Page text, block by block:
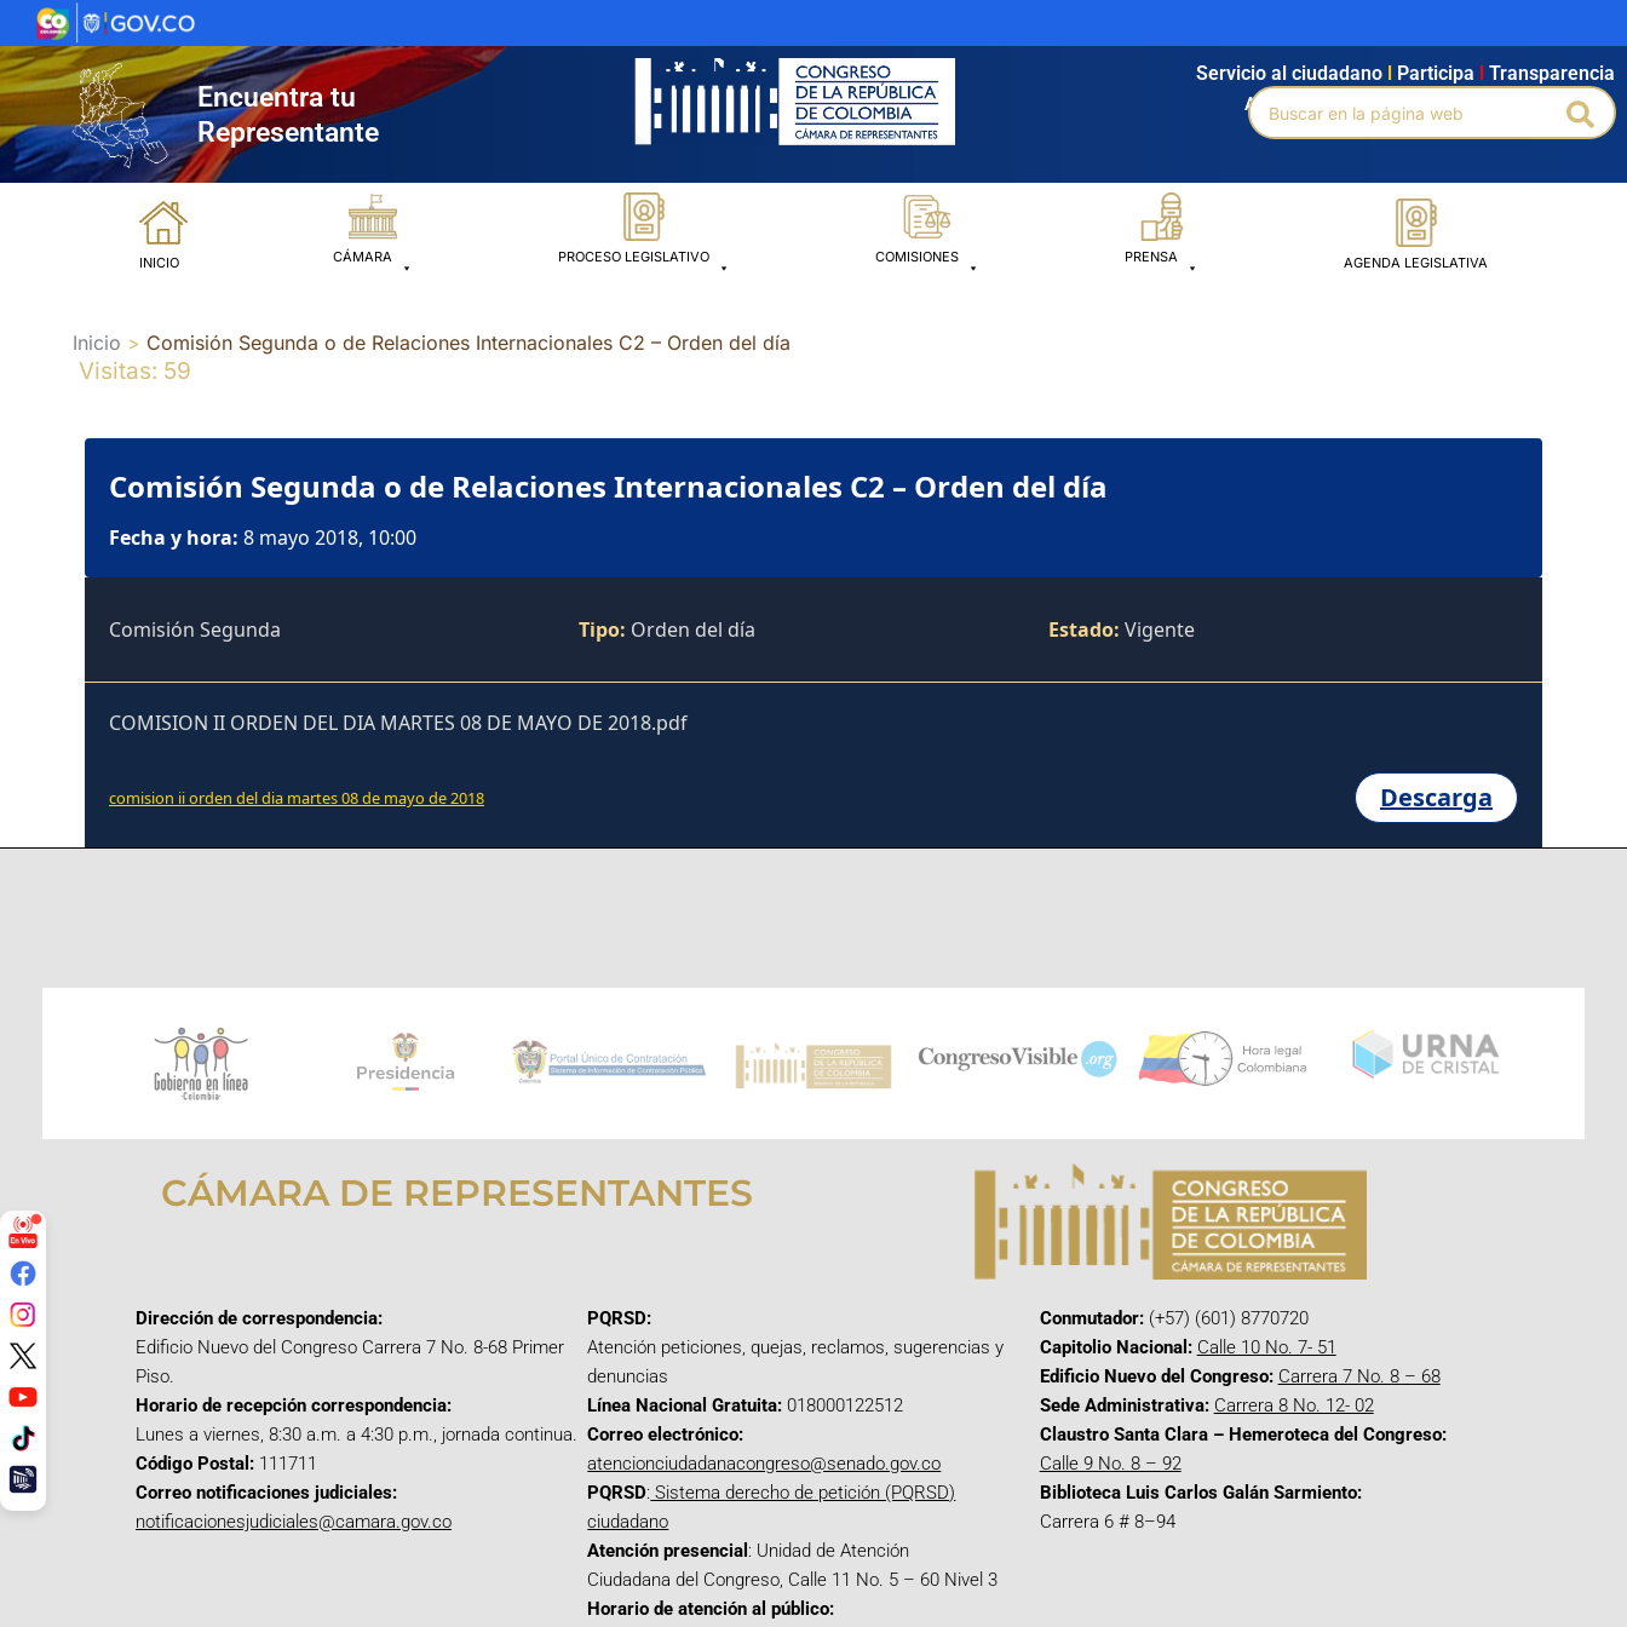
al
contenido
Encuentra tu
Representante
Agendamiento Intranet Búsqueda avanzada
Servicio al ciudadano Participa Transparencia
Buscar
por:
INICIO CÁMARA PROCESO LEGISLATIVO COMISIONES PRENSA AGENDA LEGISLATIVA
Inicio Comisión Segunda o de Relaciones Internacionales C2 – Orden del día
Visitas: 59
Comisión Segunda o de Relaciones Internacionales C2 – Orden del día
Fecha y hora: 8 mayo 2018, 10:00
Comisión Segunda Tipo: Orden del día Estado: Vigente
COMISION II ORDEN DEL DIA MARTES 08 DE MAYO DE 2018.pdf
comision ii orden del dia martes 08 de mayo de 2018 Descarga
CÁMARA DE REPRESENTANTES
Dirección de correspondencia:
Edificio Nuevo del Congreso Carrera 7 No. 8-68 Primer
Piso.
Horario de recepción correspondencia:
Lunes a viernes, 8:30 a.m. a 4:30 p.m., jornada continua.
Código Postal: 111711
Correo notificaciones judiciales:
notificacionesjudiciales@camara.gov.co
PQRSD:
Atención peticiones, quejas, reclamos, sugerencias y
denuncias
Línea Nacional Gratuita: 018000122512
Correo electrónico:
atencionciudadanacongreso@senado.gov.co
PQRSD: Sistema derecho de petición (PQRSD)
ciudadano
Atención presencial : Unidad de Atención
Ciudadana del Congreso, Calle 11 No. 5 – 60 Nivel 3
Horario de atención al público:
Conmutador:(+57) (601) 8770720
Capitolio Nacional: Calle 10 No. 7- 51
Edificio Nuevo del Congreso: Carrera 7 No. 8 – 68
Sede Administrativa: Carrera 8 No. 12- 02
Claustro Santa Clara – Hemeroteca del Congreso:
Calle 9 No. 8 – 92
Biblioteca Luis Carlos Galán Sarmiento:
Carrera 6 # 8–94